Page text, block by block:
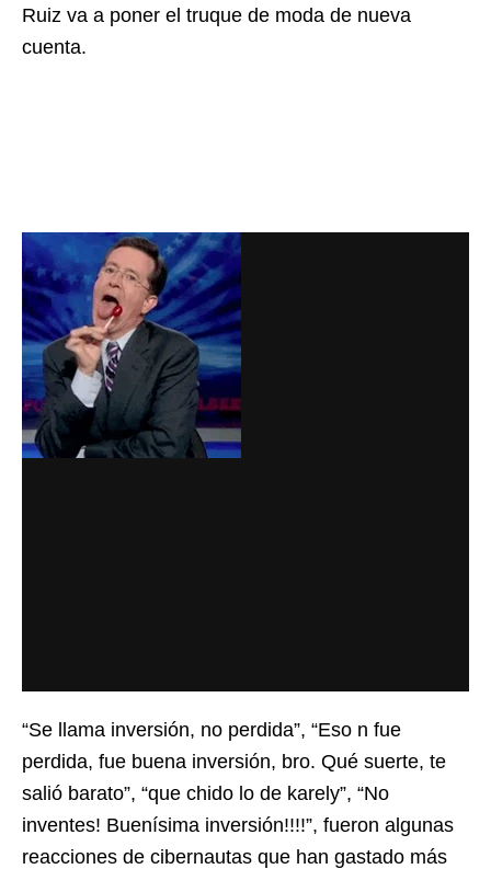
Ruiz va a poner el truque de moda de nueva
cuenta.
“Se llama inversión, no perdida”, “Eso n fue
perdida, fue buena inversión, bro. Qué suerte, te
salió barato”, “que chido lo de karely”, “No
inventes! Buenísima inversión!!!!”, fueron algunas
reacciones de cibernautas que han gastado más